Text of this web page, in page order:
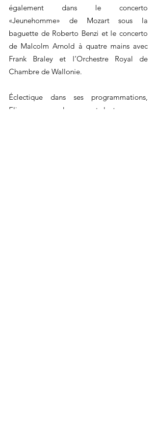
également dans le concerto
«Jeunehomme» de Mozart sous la
baguette de Roberto Benzi et le concerto
de Malcolm Arnold à quatre mains avec
Frank Braley et l’Orchestre Royal de
Chambre de Wallonie.
Éclectique dans ses programmations,
Eliane a conçu des concerts-lectures avec,